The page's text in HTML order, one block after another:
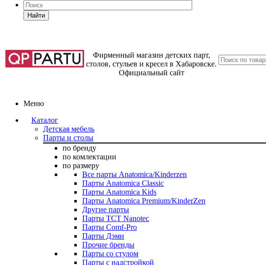
Найти
Фирменный магазин детских парт,
столов, стульев и кресел в Хабаровске.
Официальный сайт
Меню
Каталог
Детская мебель
Парты и столы
по бренду
по комлектации
по размеру
Все парты Anatomica/Kinderzen
Парты Anatomica Classic
Парты Anatomica Kids
Парты Anatomica Premium/KinderZen
Другие парты
Парты TCT Nanotec
Парты Comf-Pro
Парты Дэми
Прочие бренды
Парты со стулом
Парты с надстройкой